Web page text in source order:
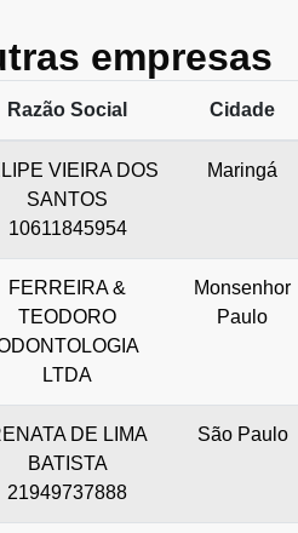
empresas
Razão Social Cidade
VIEIRA DOS
SANTOS
10611845954
Maringá
FERREIRA &
TEODORO
LTDA
Monsenhor
Paulo
DE LIMA
BATISTA
21949737888
São Paulo